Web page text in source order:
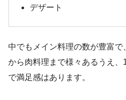
デザート
中でもメイン料理の数が豊富
から肉料理まで様々あるうえ
で満足感はあります。